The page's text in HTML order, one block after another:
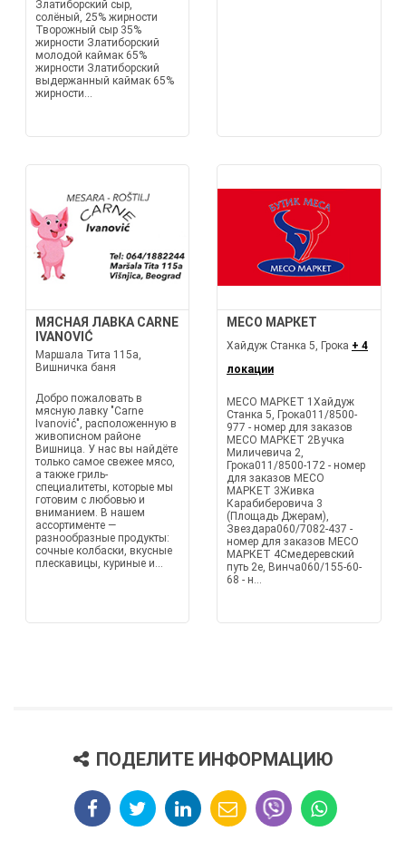
Златиборский сыр,
солёный, 25% жирности
Творожный сыр 35%
жирности Златиборский
молодой каймак 65%
жирности Златиборский
выдержанный каймак 65%
жирности...
МЯСНАЯ ЛАВКА CARNE
IVANOVIĆ
Маршала Тита 115а,
Вишничка баня
Добро пожаловать в
мясную лавку "Carne
Ivanović", расположенную в
живописном районе
Вишница. У нас вы найдёте
только самое свежее мясо,
а также гриль-
специалитеты, которые мы
готовим с любовью и
вниманием. В нашем
ассортименте —
разнообразные продукты:
сочные колбаски, вкусные
плескавицы, куриные и...
МЕСО МАРКЕТ
Хайдуж Станка 5, Грока + 4
локации
МЕСО МАРКЕТ 1Хайдуж
Станка 5, Грока011/8500-
977 - номер для заказов
МЕСО МАРКЕТ 2Вучка
Миличевича 2,
Грока011/8500-172 - номер
для заказов МЕСО
МАРКЕТ 3Живка
Карабиберовича 3
(Площадь Джерам),
Звездара060/7082-437 -
номер для заказов МЕСО
МАРКЕТ 4Смедеревский
путь 2е, Винча060/155-60-
68 - н...
ПОДЕЛИТЕ ИНФОРМАЦИЮ